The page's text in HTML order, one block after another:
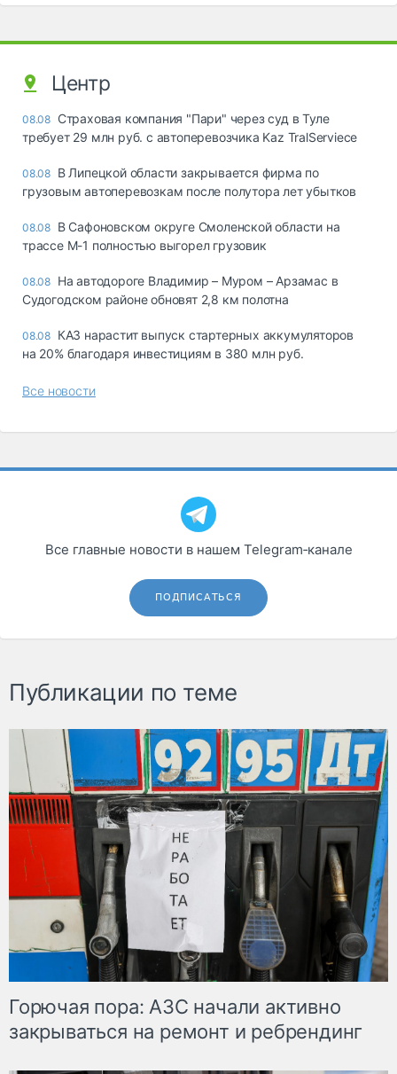
Центр
08.08 Страховая компания "Пари" через суд в Туле
требует 29 млн руб. с автоперевозчика Kaz TralServiece
08.08 В Липецкой области закрывается фирма по
грузовым автоперевозкам после полутора лет убытков
08.08 В Сафоновском округе Смоленской области на
трассе М-1 полностью выгорел грузовик
08.08 На автодороге Владимир – Муром – Арзамас в
Судогодском районе обновят 2,8 км полотна
08.08 КАЗ нарастит выпуск стартерных аккумуляторов
на 20% благодаря инвестициям в 380 млн руб.
Все новости
Все главные новости в нашем Telegram‑канале
ПОДПИСАТЬСЯ
Публикации по теме
Горючая пора: АЗС начали активно
закрываться на ремонт и ребрендинг